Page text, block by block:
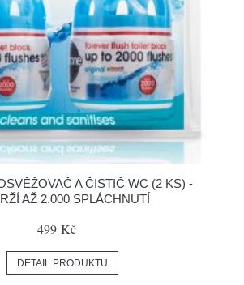
A ČISTIČ WC (2 KS) -
AŽ 2.000 SPLÁCHNUTÍ
499 Kč
DETAIL PRODUKTU